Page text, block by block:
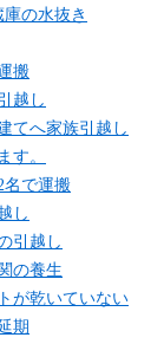
の水抜き
搬
越し
てへ家族引越し
す。
名で運搬
し
引越し
の養生
が乾いていない
期